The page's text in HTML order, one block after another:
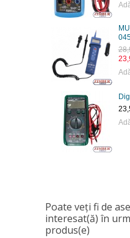
Poate veţi fi de
interesat(ă) în
produs(e)